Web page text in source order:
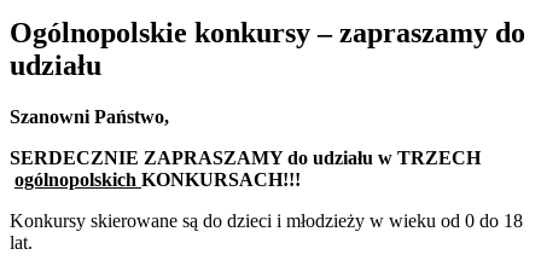
Ogólnopolskie konkursy – zapraszamy do
udziału
Szanowni Państwo,
SERDECZNIE ZAPRASZAMY do udziału w TRZECH
ogólnopolskich KONKURSACH!!!
Konkursy skierowane są do dzieci i młodzieży w wieku od 0 do 18
lat.